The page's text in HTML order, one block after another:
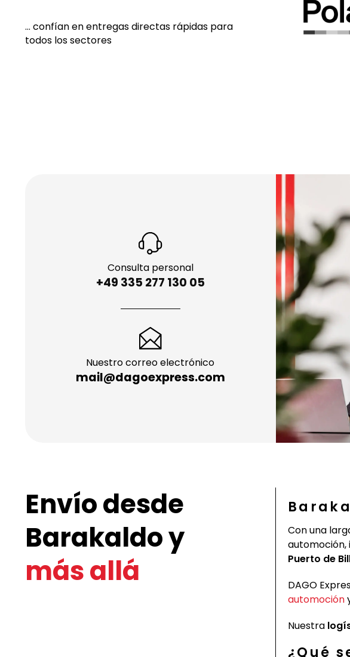
... confían en entregas directas rápidas para
todos los sectores
Consulta personal
+49 335 277 130 05
Nuestro correo electrónico
mail@dagoexpress.com
Envío desde
Barakaldo y
más allá
Con una
automoción,
Puerto de
DAGO
automoción
Nuestra
¿Qué